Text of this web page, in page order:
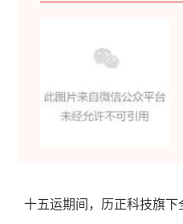
十五运期间，历正科技旗下